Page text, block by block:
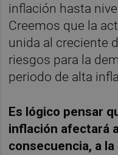
inflación hasta
Creemos que la
unida al creciente
riesgos para la
periodo de alta
Es lógico pensar
inflación afectará
consecuencia, a